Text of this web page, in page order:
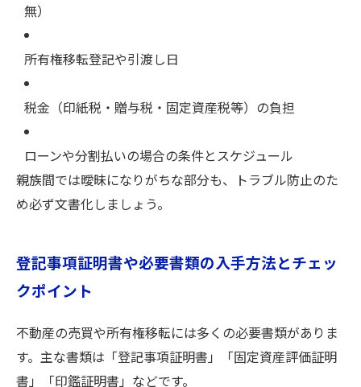
無）
所有権移転登記や引渡し日
税金（印紙税・贈与税・固定資産税等）の負担
ローンや分割払いの場合の条件とスケジュール
親族間では曖昧になりがちな部分も、トラブル防止のた
め必ず文書化しましょう。
登記事項証明書や必要書類の入手方法とチェッ
クポイント
不動産の売買や所有権移転には多くの必要書類がありま
す。主な書類は「登記事項証明書」「固定資産評価証明
書」「印鑑証明書」などです。